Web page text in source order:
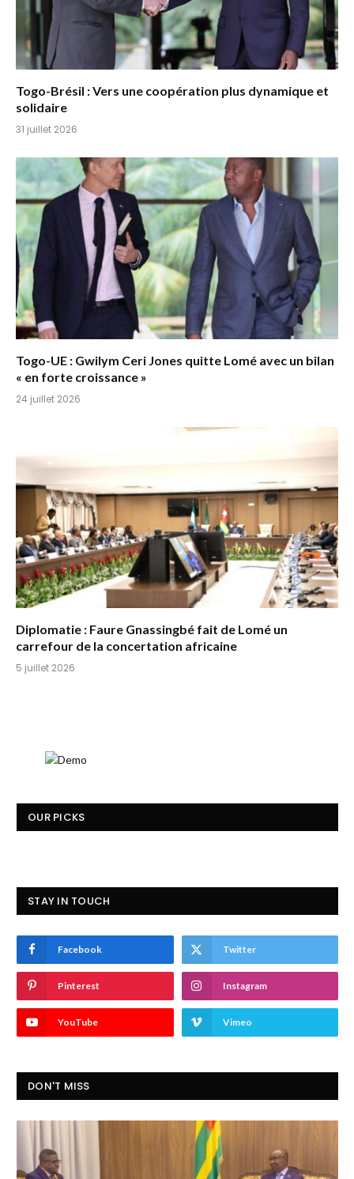
Togo-Brésil : Vers une coopération plus dynamique et
solidaire
31 juillet 2026
Togo-UE : Gwilym Ceri Jones quitte Lomé avec un bilan
« en forte croissance »
24 juillet 2026
Diplomatie : Faure Gnassingbé fait de Lomé un
carrefour de la concertation africaine
5 juillet 2026
OUR PICKS
STAY IN TOUCH
Facebook Twitter
Pinterest Instagram
YouTube Vimeo
DON'T MISS